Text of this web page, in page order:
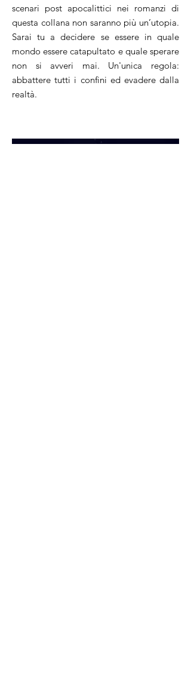
scenari post apocalittici nei romanzi di
questa collana non saranno più un’utopia.
Sarai tu a decidere se essere in quale
mondo essere catapultato e quale sperare
non si avveri mai. Un'unica regola:
abbattere tutti i confini ed evadere dalla
realtà.